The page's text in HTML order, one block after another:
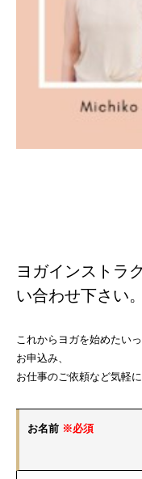
ヨガインストラ
い合わせ下さい。
これからヨガを始めたい
お申込み、
お仕事のご依頼など気軽
お名前 ※必須